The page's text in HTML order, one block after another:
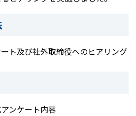
ト及び社外取締役へのヒアリング
ンケート内容